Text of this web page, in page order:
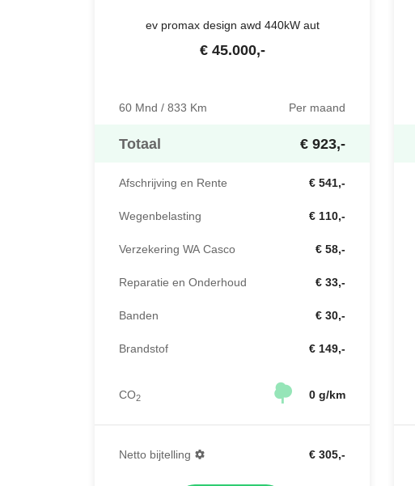
ev promax design awd 440kW aut
€ 45.000,-
60 Mnd / 833 Km Per maand
Totaal € 923,-
Afschrijving en Rente € 541,-
Wegenbelasting € 110,-
Verzekering WA Casco € 58,-
Reparatie en Onderhoud € 33,-
Banden € 30,-
Brandstof € 149,-
CO2 0 g/km
Netto bijtelling € 305,-